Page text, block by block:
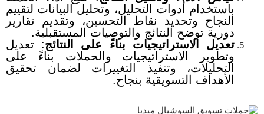
باستخدام أدوات التحليل، وتحليل البيانات لتقييم
النجاح وتحديد نقاط التحسين، وتقديم تقارير
دورية توضح النتائج والتوصيات المستقبلية.
تعديل الاستراتيجيات بناءً على النتائج: تعديل
وتطوير الاستراتيجيات والحملات بناءً على
التحليلات، وتنفيذ التغييرات لضمان تحقيق
الأهداف التسويقية بنجاح.